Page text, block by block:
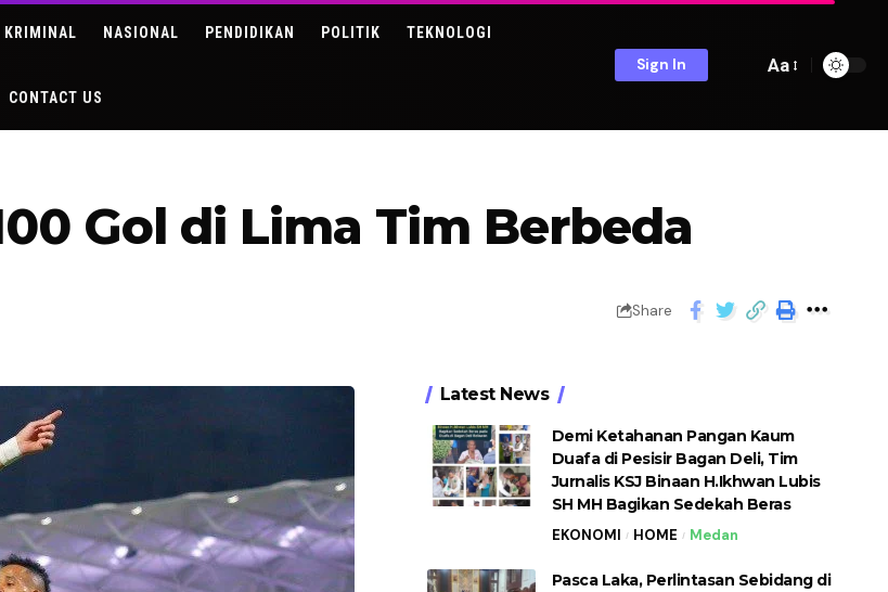
KRIMINAL NASIONAL PENDIDIKAN POLITIK TEKNOLOGI
CONTACT US
Sign In Aa
Gol di Lima Tim Berbeda
Share
Latest News
Demi Ketahanan Pangan Kaum
Duafa di Pesisir Bagan Deli, Tim
Jurnalis KSJ Binaan H.Ikhwan Lubis
SH MH Bagikan Sedekah Beras
EKONOMI HOME Medan
Pasca Laka, Perlintasan Sebidang di